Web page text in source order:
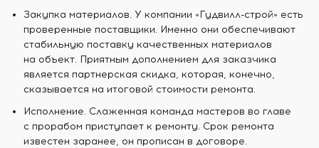
Закупка материалов. У компании «Гудвилл-строй» есть
проверенные поставщики. Именно они обеспечивают
стабильную поставку качественных материалов
на объект. Приятным дополнением для заказчика
является партнерская скидка, которая, конечно,
сказывается на итоговой стоимости ремонта.
Исполнение. Слаженная команда мастеров во главе
с прорабом приступает к ремонту. Срок ремонта
известен заранее, он прописан в договоре.